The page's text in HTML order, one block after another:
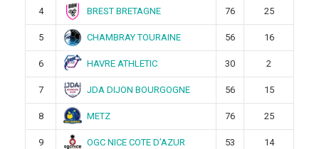
4 BREST BRETAGNE 76 25
5 CHAMBRAY TOURAINE 56 16
6 HAVRE ATHLETIC 30 2
7 JDA DIJON BOURGOGNE 56 15
8 METZ 76 25
9 OGC NICE COTE D’AZUR 53 14